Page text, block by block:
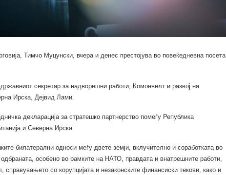
Тимчо Муцунски, вчера и денес престојува во повеќедневна посета
секретар за надворешни работи, Комонвелт и развој на
Ирска, Дејвид Лами.
декларација за стратешко партнерство помеѓу Република
и Северна Ирска.
билатерални односи меѓу двете земји, вклучително и соработката во
особено во рамките на НАТО, правдата и внатрешните работи,
справувањето со корупцијата и незаконските финансиски текови, како и